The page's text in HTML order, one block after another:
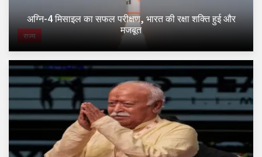
राज्य
अग्नि-4 मिसाइल का सफल परीक्षण, भारत की रक्षा शक्ति हुई और
मजबूत